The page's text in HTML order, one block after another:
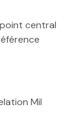
central
Mil